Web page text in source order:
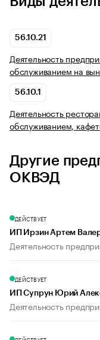
56.10.21
Деятельность
обслуживанием на
56.10.1
Деятельность
обслуживанием,
Другие
ОКВЭД
ДЕЙСТВУЕТ
ИП Ирзин Артем
Деятельность
ДЕЙСТВУЕТ
ИП Супрун Юрий
Деятельность